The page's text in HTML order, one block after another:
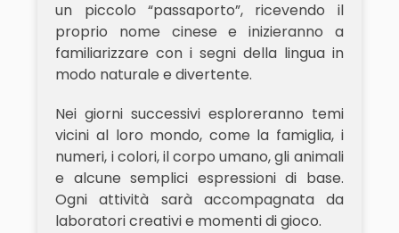
un piccolo “passaporto”, ricevendo il
proprio nome cinese e inizieranno a
familiarizzare con i segni della lingua in
modo naturale e divertente.
Nei giorni successivi esploreranno temi
vicini al loro mondo, come la famiglia, i
numeri, i colori, il corpo umano, gli animali
e alcune semplici espressioni di base.
Ogni attività sarà accompagnata da
laboratori creativi e momenti di gioco.